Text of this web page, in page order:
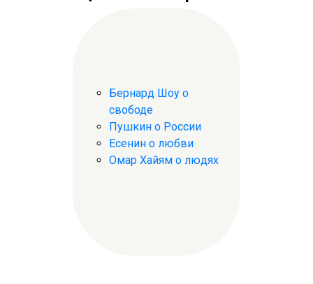
Бернард Шоу о
свободе
Пушкин о России
Есенин о любви
Омар Хайям о людях